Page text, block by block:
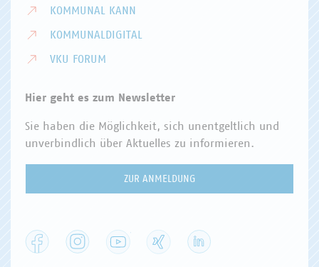
KOMMUNAL KANN
KOMMUNALDIGITAL
VKU FORUM
Hier geht es zum Newsletter
Sie haben die Möglichkeit, sich unentgeltlich und
unverbindlich über Aktuelles zu informieren.
ZUR ANMELDUNG
Facebook Instagram YouTube